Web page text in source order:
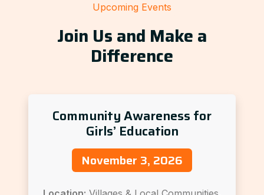
Upcoming Events
Join Us and Make a
Difference
Community Awareness for
Girls’ Education
November 3, 2026